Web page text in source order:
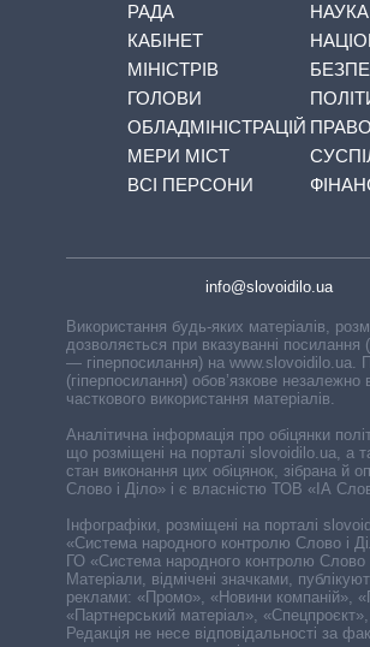
РАДА
КАБІНЕТ
МІНІСТРІВ
ГОЛОВИ
ОБЛАДМІНІСТРАЦІЙ
МЕРИ МІСТ
ВСІ ПЕРСОНИ
НАУКА
ПРАВО
info@slovoidilo.ua
Використання будь-яких матеріалів,
дозволяється при вказуванні посилання
— гіперпосилання) на www.slovoidilo.ua.
(гіперпосилання) обов’язкове незалежно
часткового використання матеріалів.
Аналітична інформація про обіцянки
що розміщені на порталі slovoidilo.ua, а
стан виконання цих обіцянок, зібрана й
Слово і Діло» і є власністю ТОВ «ІА
Інфографіки, розміщені на порталі
«Система народного контролю Слово і
ГО «Система народного контролю Слово
Матеріали, відмічені значками,
реклами: «Промо», «Новини компаній»,
«Партнерський матеріал», «Спецпроєкт»,
Редакція не несе відповідальності за